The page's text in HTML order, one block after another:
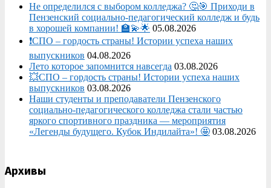
Не определился с выбором колледжа? 🤔🎯 Приходи в
Пензенский социально-педагогический колледж и будь
в хорошей компании! 🏫💫🌟 05.08.2026
❗СПО – гордость страны! Истории успеха наших
выпускников 04.08.2026
Лето которое запомнится навсегда 03.08.2026
💥СПО – гордость страны! Истории успеха наших
выпускников 03.08.2026
Наши студенты и преподаватели Пензенского
социально‑педагогического колледжа стали частью
яркого спортивного праздника — мероприятия
«Легенды будущего. Кубок Индилайта»! 🤩 03.08.2026
Архивы